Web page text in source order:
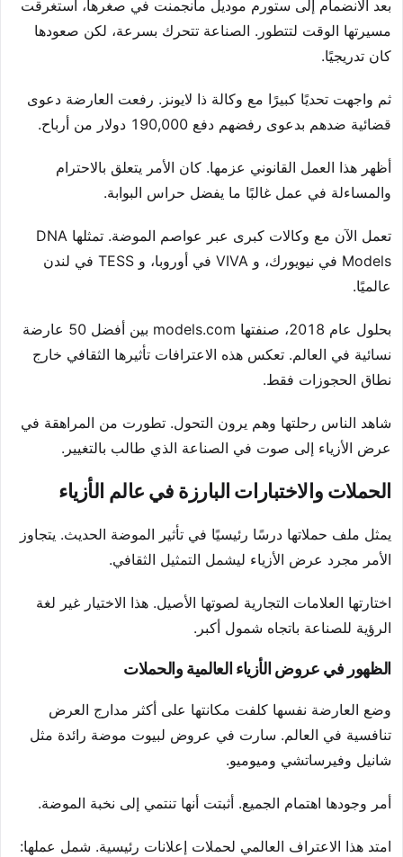
بعد الانضمام إلى ستورم موديل مانجمنت في صغرها، استغرقت
مسيرتها الوقت لتتطور. الصناعة تتحرك بسرعة، لكن صعودها
كان تدريجيًا.
ثم واجهت تحديًا كبيرًا مع وكالة ذا لايونز. رفعت العارضة دعوى
قضائية ضدهم بدعوى رفضهم دفع 190,000 دولار من أرباح.
أظهر هذا العمل القانوني عزمها. كان الأمر يتعلق بالاحترام
والمساءلة في عمل غالبًا ما يفضل حراس البوابة.
تعمل الآن مع وكالات كبرى عبر عواصم الموضة. تمثلها DNA
Models في نيويورك، و VIVA في أوروبا، و TESS في لندن
عالميًا.
بحلول عام 2018، صنفتها models.com بين أفضل 50 عارضة
نسائية في العالم. تعكس هذه الاعترافات تأثيرها الثقافي خارج
نطاق الحجوزات فقط.
شاهد الناس رحلتها وهم يرون التحول. تطورت من المراهقة في
عرض الأزياء إلى صوت في الصناعة الذي طالب بالتغيير.
الحملات والاختبارات البارزة في عالم الأزياء
يمثل ملف حملاتها درسًا رئيسيًا في تأثير الموضة الحديث. يتجاوز
الأمر مجرد عرض الأزياء ليشمل التمثيل الثقافي.
اختارتها العلامات التجارية لصوتها الأصيل. هذا الاختيار غير لغة
الرؤية للصناعة باتجاه شمول أكبر.
الظهور في عروض الأزياء العالمية والحملات
وضع العارضة نفسها كلفت مكانتها على أكثر مدارج العرض
تنافسية في العالم. سارت في عروض لبيوت موضة رائدة مثل
شانيل وفيرساتشي وميوميو.
أمر وجودها اهتمام الجميع. أثبتت أنها تنتمي إلى نخبة الموضة.
امتد هذا الاعتراف العالمي لحملات إعلانات رئيسية. شمل عملها: